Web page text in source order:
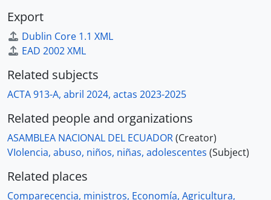
Export
Dublin Core 1.1 XML
EAD 2002 XML
Related subjects
ACTA 913-A, abril 2024, actas 2023-2025
Related people and organizations
ASAMBLEA NACIONAL DEL ECUADOR(Creator)
VIolencia, abuso, niños, niñas, adolescentes (Subject)
Related places
Comparecencia, ministros, Economía, Agricultura,